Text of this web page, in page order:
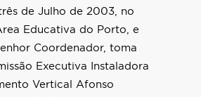
de Julho de 2003, no
Educativa do Porto, e
Coordenador, toma
Executiva Instaladora
Vertical Afonso